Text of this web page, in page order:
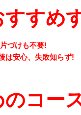
すめ
づけも不要!
は安心、失敗知らず!
コー